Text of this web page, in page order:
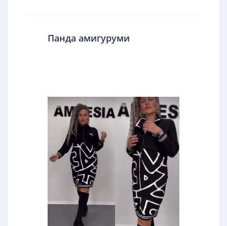
Панда амигуруми